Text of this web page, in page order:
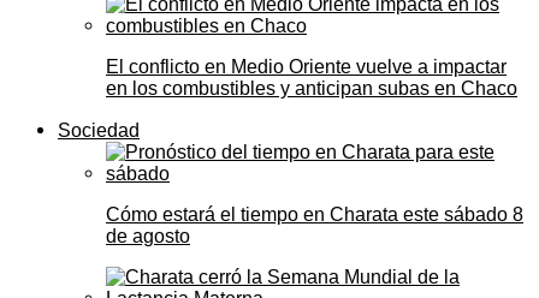
El conflicto en Medio Oriente vuelve a impactar
en los combustibles y anticipan subas en Chaco
Sociedad
Cómo estará el tiempo en Charata este sábado 8
de agosto